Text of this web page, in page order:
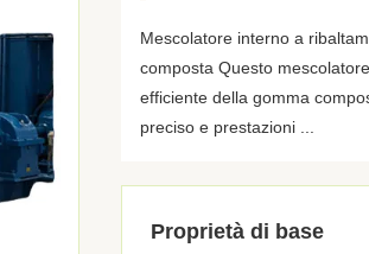
Mescolatore interno a
composta Questo
efficiente della gomma
preciso e prestazioni ...
Proprietà di base